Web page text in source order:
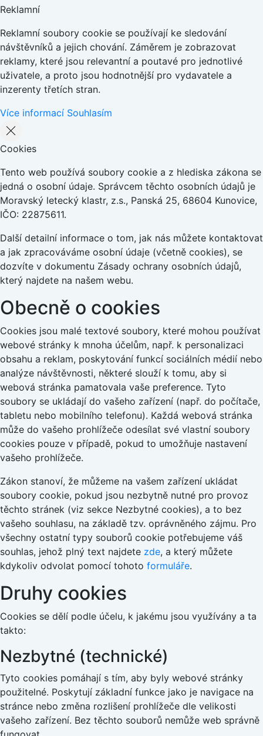
Reklamní
Reklamní soubory cookie se používají ke sledování
návštěvníků a jejich chování. Záměrem je zobrazovat
reklamy, které jsou relevantní a poutavé pro jednotlivé
uživatele, a proto jsou hodnotnější pro vydavatele a
inzerenty třetích stran.
Více informací Souhlasím
Cookies
Tento web používá soubory cookie a z hlediska zákona se
jedná o osobní údaje. Správcem těchto osobních údajů je
Moravský letecký klastr, z.s., Panská 25, 68604 Kunovice,
IČO: 22875611.
Další detailní informace o tom, jak nás můžete kontaktovat
a jak zpracováváme osobní údaje (včetně cookies), se
dozvíte v dokumentu Zásady ochrany osobních údajů,
který najdete na našem webu.
Obecně o cookies
Cookies jsou malé textové soubory, které mohou používat
webové stránky k mnoha účelům, např. k personalizaci
obsahu a reklam, poskytování funkcí sociálních médií nebo
analýze návštěvnosti, některé slouží k tomu, aby si
webová stránka pamatovala vaše preference. Tyto
soubory se ukládají do vašeho zařízení (např. do počítače,
tabletu nebo mobilního telefonu). Každá webová stránka
může do vašeho prohlížeče odesílat své vlastní soubory
cookies pouze v případě, pokud to umožňuje nastavení
vašeho prohlížeče.
Zákon stanoví, že můžeme na vašem zařízení ukládat
soubory cookie, pokud jsou nezbytně nutné pro provoz
těchto stránek (viz sekce Nezbytné cookies), a to bez
vašeho souhlasu, na základě tzv. oprávněného zájmu. Pro
všechny ostatní typy souborů cookie potřebujeme váš
souhlas, jehož plný text najdete zde, a který můžete
kdykoliv odvolat pomocí tohoto formuláře.
Druhy cookies
Cookies se dělí podle účelu, k jakému jsou využívány a ta
takto:
Nezbytné (technické)
Tyto cookies pomáhají s tím, aby byly webové stránky
použitelné. Poskytují základní funkce jako je navigace na
stránce nebo změna rozlišení prohlížeče dle velikosti
vašeho zařízení. Bez těchto souborů nemůže web správně